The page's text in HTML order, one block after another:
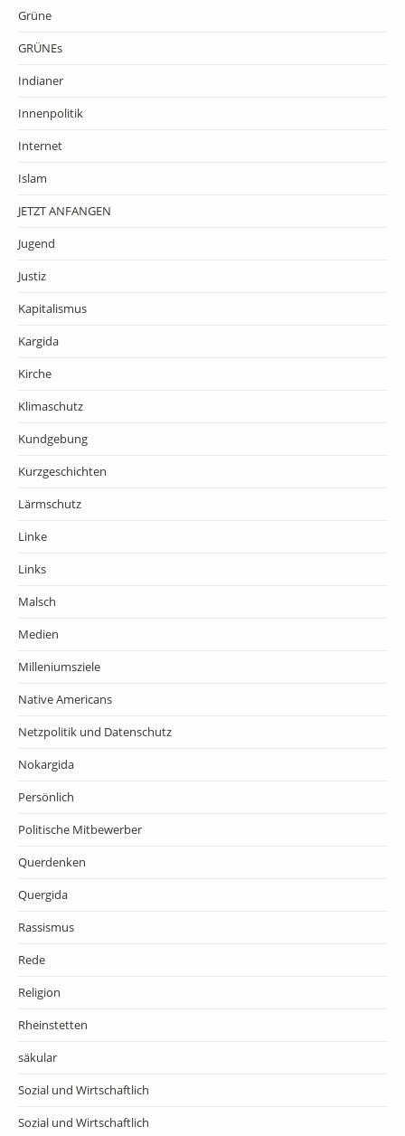
Grüne
GRÜNEs
Indianer
Innenpolitik
Internet
Islam
JETZT ANFANGEN
Jugend
Justiz
Kapitalismus
Kargida
Kirche
Klimaschutz
Kundgebung
Kurzgeschichten
Lärmschutz
Linke
Links
Malsch
Medien
Milleniumsziele
Native Americans
Netzpolitik und Datenschutz
Nokargida
Persönlich
Politische Mitbewerber
Querdenken
Quergida
Rassismus
Rede
Religion
Rheinstetten
säkular
Sozial und Wirtschaftlich
Sozial und Wirtschaftlich